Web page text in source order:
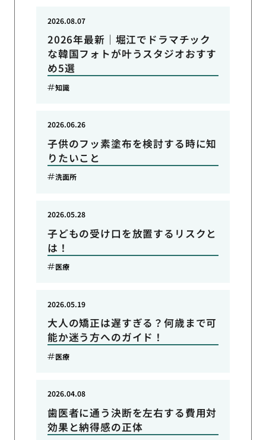
2026年最新｜堀江でドラマチック
な韓国フォトが叶うスタジオおすす
め5選
2026.08.07
知識
子供のフッ素塗布を検討する時に知
りたいこと
2026.06.26
洗面所
子どもの受け口を放置するリスクと
は！
2026.05.28
医療
大人の矯正は遅すぎる？何歳まで可
能か迷う方へのガイド！
2026.05.19
医療
歯医者に通う決断を左右する費用対
効果と納得感の正体
2026.04.08